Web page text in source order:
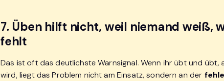
7. Üben hilft nicht, weil niemand weiß,
fehlt
Das ist oft das deutlichste Warnsignal. Wenn ihr übt und übt,
wird, liegt das Problem nicht am Einsatz, sondern an der